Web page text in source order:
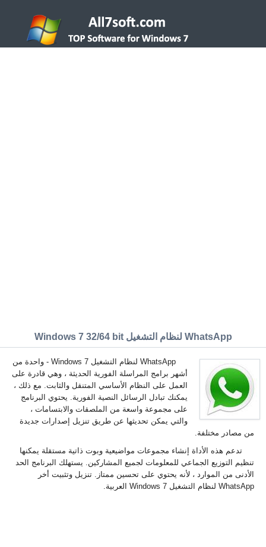
WhatsApp لنظام التشغيل Windows 7 32/64 bit
WhatsApp لنظام التشغيل Windows 7 - واحدة من
أشهر برامج المراسلة الفورية الحديثة ، وهي قادرة على
العمل على النظام الأساسي المتنقل والثابت. مع ذلك ،
يمكنك تبادل الرسائل النصية الفورية. يحتوي البرنامج
على مجموعة واسعة من الملصقات والابتسامات ،
والتي يمكن تحديثها عن طريق تنزيل إصدارات جديدة
من مصادر مختلفة.
تدعم هذه الأداة إنشاء مجموعات مواضيعية وبوت ذاتية مستقلة يمكنها
تنظيم التوزيع الجماعي للمعلومات لجميع المشاركين. يستهلك البرنامج الحد
الأدنى من الموارد ، لأنه يحتوي على تحسين ممتاز. تنزيل وتثبيت أخر
WhatsApp لنظام التشغيل Windows 7 العربية.